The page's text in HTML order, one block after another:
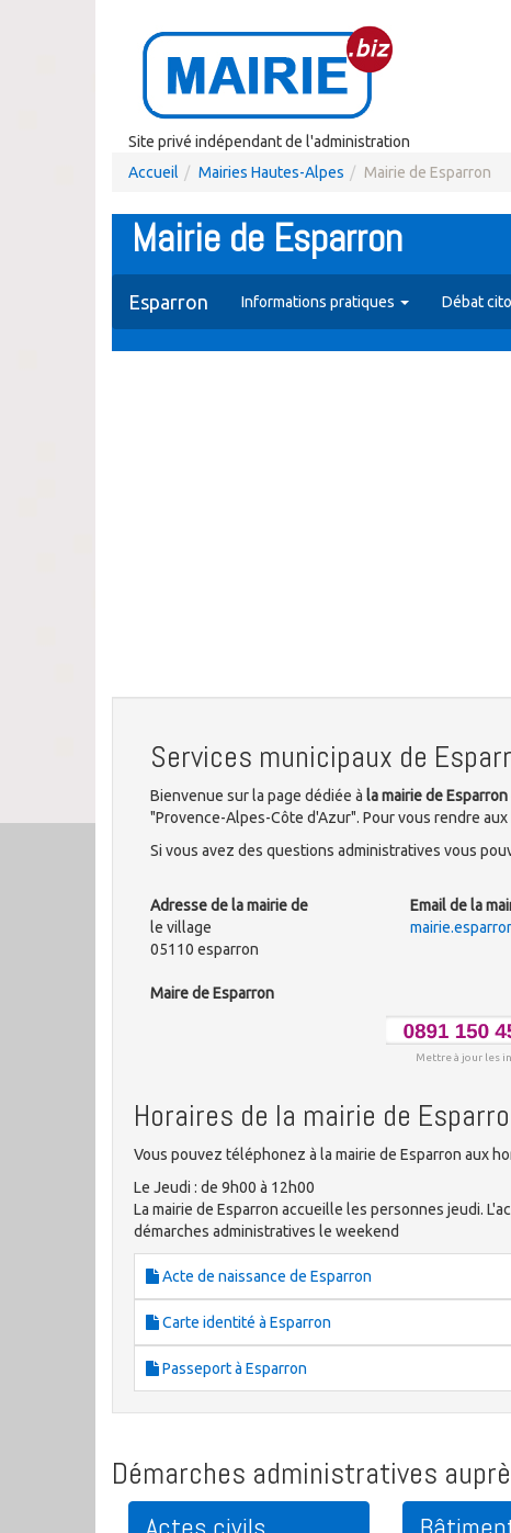
Site privé indépendant de l'administration
Accueil
Mairies Hautes-Alpes Mairie de Esparron
Mairie de Esparron
Esparron Informations pratiques Débat
Services municipaux de
Bienvenue sur la page dédiée à la mairie de Esparron
"Provence-Alpes-Côte d'Azur". Pour vous rendre
Si vous avez des questions administratives vous
Adresse de la mairie de
le village
05110 esparron
Maire de Esparron
Email de la
Mettre à jour les
Horaires de la mairie de
Vous pouvez téléphonez à la mairie de Esparron aux
Le Jeudi : de 9h00 à 12h00
La mairie de Esparron accueille les personnes jeudi.
démarches administratives le weekend
Acte de naissance de Esparron
Carte identité à Esparron
Passeport à Esparron
Démarches administratives